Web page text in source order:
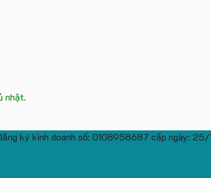
nhật.
ký kinh doanh số: 0108958687 cấp ngày: